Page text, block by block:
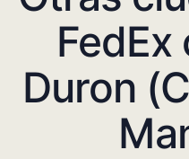
FedEx
Duron